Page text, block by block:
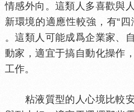
情感外向。這類人多喜歡與
新環境的適應
較強，有“四
。這類人可能成爲企業家、
動家，適宜于搞自動化
作
工作。
粘液質型的人心境比較安